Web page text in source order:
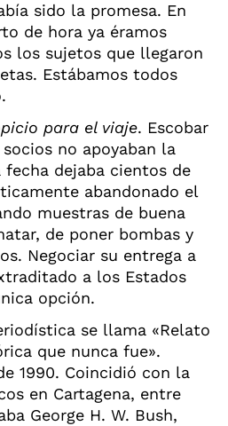
sido la promesa. En
de hora ya éramos
los sujetos que llegaron
Estábamos todos
para el viaje. Escobar
no apoyaban la
fecha dejaba cientos de
abandonado el
muestras de buena
de poner bombas y
Negociar su entrega a
a los Estados
opción.
se llama «Relato
que nunca fue».
1990. Coincidió con la
en Cartagena, entre
George H. W. Bush,